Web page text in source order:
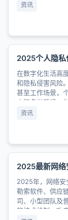
资讯
2025个人隐私
在数字化生活高
和隐私侵害风险
甚至工作场景，
产和名誉受损。
资讯
2025最新网络
2025年，网络安
勒索软件、供应
司、小型团队及
的技术机制、攻